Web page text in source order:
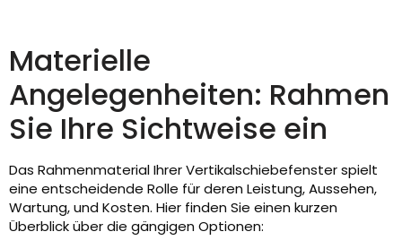
Materielle
Angelegenheiten: Rahmen
Sie Ihre Sichtweise ein
Das Rahmenmaterial Ihrer Vertikalschiebefenster spielt
eine entscheidende Rolle für deren Leistung, Aussehen,
Wartung, und Kosten. Hier finden Sie einen kurzen
Überblick über die gängigen Optionen: